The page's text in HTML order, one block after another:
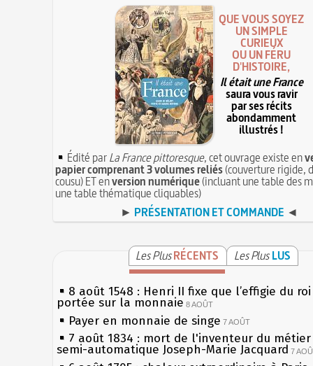
QUE VOUS SOYEZ
UN SIMPLE
CURIEUX
OU UN FÉRU
D'HISTOIRE,
Il était une France
saura vous ravir
par ses récits
abondamment
illustrés !
Édité parLa France pittoresque, cet ouvrage existe en
papier comprenant 3 volumes reliés(couverture rigide,
cousu) ET enversion numérique(incluant une table des
une table thématique cliquables)
► PRÉSENTATION ET COMMANDE ◄
Les PlusRÉCENTS Les Plus LUS
8 août 1548 : Henri II fixe que l’effigie du
portée sur la monnaie 8 AOÛT
Payer en monnaie de singe 7 AOÛT
7 août 1834 : mort de l'inventeur du
semi-automatique Joseph-Marie Jacquard 7